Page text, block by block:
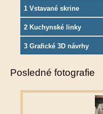
1 Vstavané skrine
2 Kuchynské linky
3 Grafické 3D návrhy
Posledné fotografie